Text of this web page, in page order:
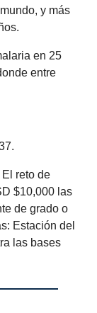
y más
en 25
entre
reto de
$10,000 las
de grado o
Estación del
las bases